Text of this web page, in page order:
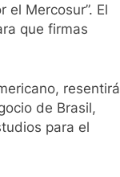
Mercosur”. El
que firmas
resentirá
de Brasil,
para el